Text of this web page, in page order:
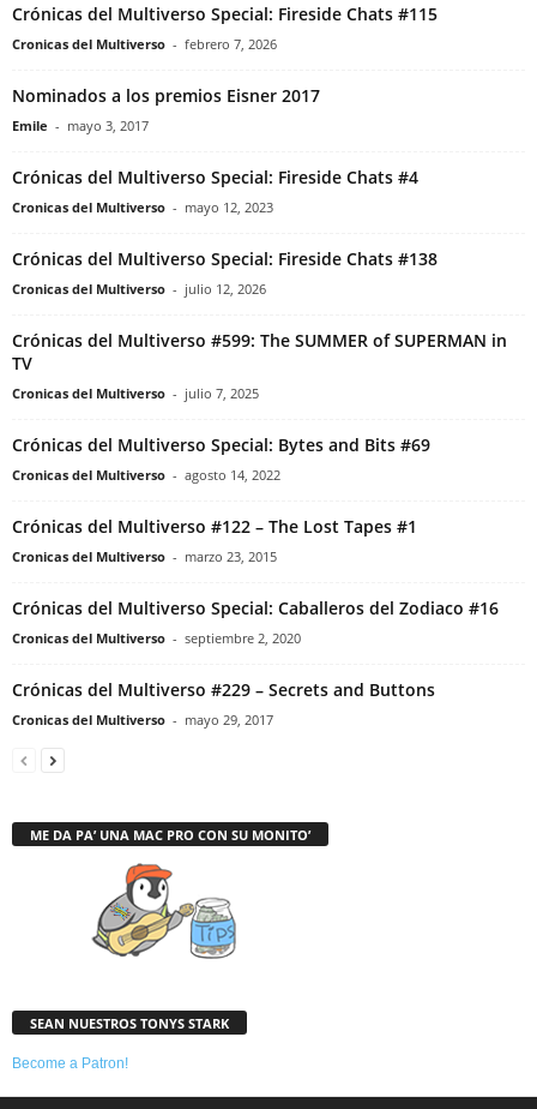
Crónicas del Multiverso Special: Fireside Chats #115
Cronicas del Multiverso - febrero 7, 2026
Nominados a los premios Eisner 2017
Emile - mayo 3, 2017
Crónicas del Multiverso Special: Fireside Chats #4
Cronicas del Multiverso - mayo 12, 2023
Crónicas del Multiverso Special: Fireside Chats #138
Cronicas del Multiverso - julio 12, 2026
Crónicas del Multiverso #599: The SUMMER of SUPERMAN in
TV
Cronicas del Multiverso - julio 7, 2025
Crónicas del Multiverso Special: Bytes and Bits #69
Cronicas del Multiverso - agosto 14, 2022
Crónicas del Multiverso #122 – The Lost Tapes #1
Cronicas del Multiverso - marzo 23, 2015
Crónicas del Multiverso Special: Caballeros del Zodiaco #16
Cronicas del Multiverso - septiembre 2, 2020
Crónicas del Multiverso #229 – Secrets and Buttons
Cronicas del Multiverso - mayo 29, 2017
ME DA PA’ UNA MAC PRO CON SU MONITO’
SEAN NUESTROS TONYS STARK
Become a Patron!